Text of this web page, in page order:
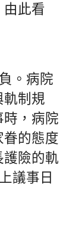
此看
。病院
制規
，病院
的態度
險的軌
議事日